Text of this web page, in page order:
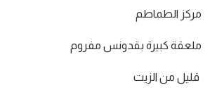
مركز الطماطم
ملعقة كبيرة بقدونس مفروم
قليل من الزيت